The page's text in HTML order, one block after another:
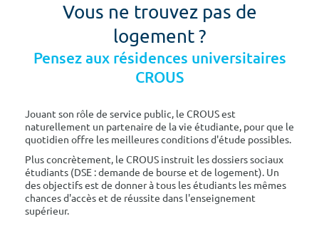
Vous ne trouvez pas de
logement ?
Pensez aux résidences universitaires
CROUS
Jouant son rôle de service public, le CROUS est
naturellement un partenaire de la vie étudiante, pour que le
quotidien offre les meilleures conditions d'étude possibles.
Plus concrètement, le CROUS instruit les dossiers sociaux
étudiants (DSE : demande de bourse et de logement). Un
des objectifs est de donner à tous les étudiants les mêmes
chances d'accès et de réussite dans l'enseignement
supérieur.